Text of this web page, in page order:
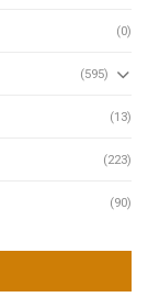
(0)
(595)
(13)
(223)
(90)